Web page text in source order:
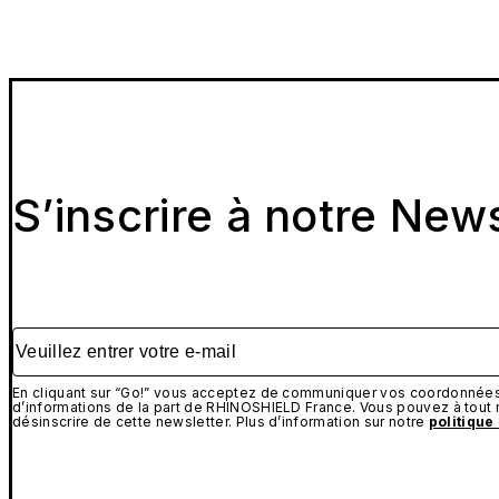
Améliorer la résistance aux chocs de votre
trempé 9H sont parfaitement compatibles avec
Notre protection d'écran 3D Impact PRO est
protection pour votre iPhone 16. Un cadre
en version transparente, anti-espion, mate et anti-
S’inscrire à notre
Veuillez entrer votre e-mail
En cliquant sur “Go!” vous acceptez de communiquer vos
d’informations de la part de RHINOSHIELD France. Vous pouvez à
désinscrire de cette newsletter. Plus d’information sur notre politique